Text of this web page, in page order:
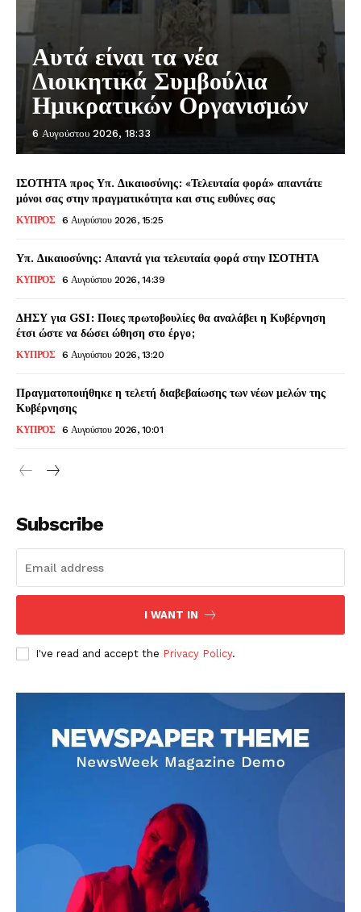
Αυτά είναι τα νέα
Διοικητικά Συμβούλια
Ημικρατικών Οργανισμών
6 Αυγούστου 2026, 18:33
ΙΣΟΤΗΤΑ προς Υπ. Δικαιοσύνης: «Τελευταία φορά» απαντάτε
μόνοι σας στην πραγματικότητα και στις ευθύνες σας
ΚΥΠΡΟΣ 6 Αυγούστου 2026, 15:25
Υπ. Δικαιοσύνης: Απαντά για τελευταία φορά στην ΙΣΟΤΗΤΑ
ΚΥΠΡΟΣ 6 Αυγούστου 2026, 14:39
ΔΗΣΥ για GSI: Ποιες πρωτοβουλίες θα αναλάβει η Κυβέρνηση
έτσι ώστε να δώσει ώθηση στο έργο;
ΚΥΠΡΟΣ 6 Αυγούστου 2026, 13:20
Πραγματοποιήθηκε η τελετή διαβεβαίωσης των νέων μελών της
Κυβέρνησης
ΚΥΠΡΟΣ 6 Αυγούστου 2026, 10:01
Subscribe
I WANT IN
I've read and accept the Privacy Policy.